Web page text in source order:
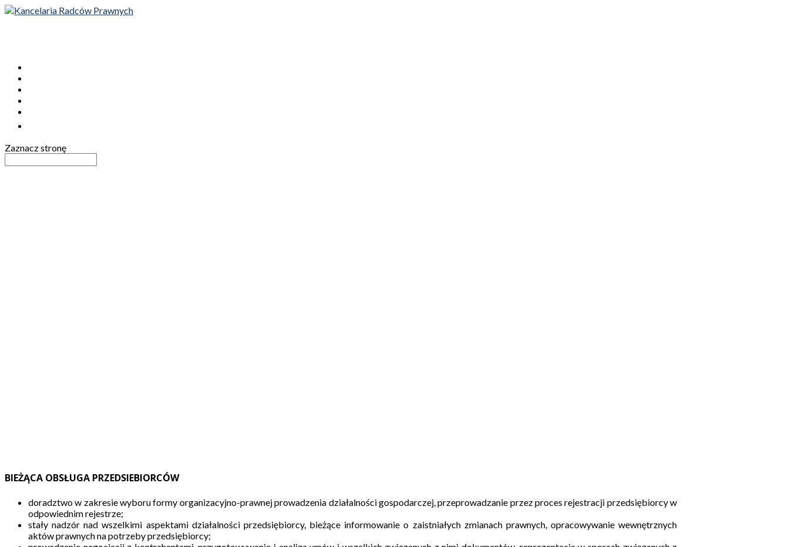
Zaznacz stronę
BIEŻĄCA OBSŁUGA PRZEDSIEBIORCÓW
doradztwo w zakresie wyboru formy organizacyjno-prawnej prowadzenia działalności gospodarczej, przeprowadzanie przez proces rejestracji przedsiębiorcy w
odpowiednim rejestrze;
stały nadzór nad wszelkimi aspektami działalności przedsiębiorcy, bieżące informowanie o zaistniałych zmianach prawnych, opracowywanie wewnętrznych
aktów prawnych na potrzeby przedsiębiorcy;